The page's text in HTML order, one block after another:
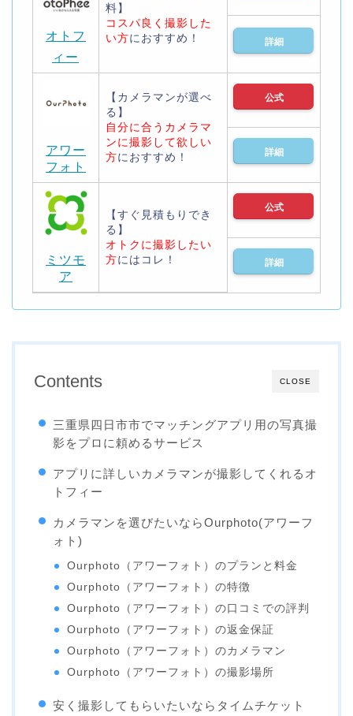
オトフ
ィー
料】
コスパ良く撮影した
い方におすすめ！ 詳細
アワー
フォト
【カメラマンが選べ
る】
自分に合うカメラマ
ンに撮影して欲しい
方におすすめ！
公式
詳細
ミツモ
ア
【すぐ見積もりでき
る】
オトクに撮影したい
方にはコレ！
公式
詳細
CLOSE
Contents
三重県四日市市でマッチングアプリ用の写真撮
影をプロに頼めるサービス
アプリに詳しいカメラマンが撮影してくれるオ
トフィー
カメラマンを選びたいならOurphoto(アワーフ
ォト)
Ourphoto（アワーフォト）のプランと料金
Ourphoto（アワーフォト）の特徴
Ourphoto（アワーフォト）の口コミでの評判
Ourphoto（アワーフォト）の返金保証
Ourphoto（アワーフォト）のカメラマン
Ourphoto（アワーフォト）の撮影場所
安く撮影してもらいたいならタイムチケット